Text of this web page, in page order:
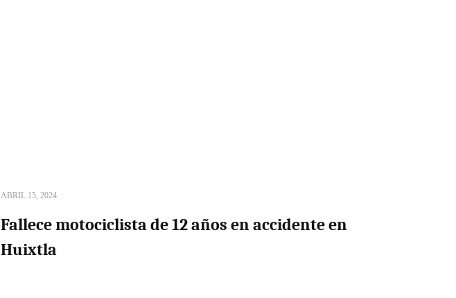
ABRIL 15, 2024
Fallece motociclista de 12 años en accidente en
Huixtla